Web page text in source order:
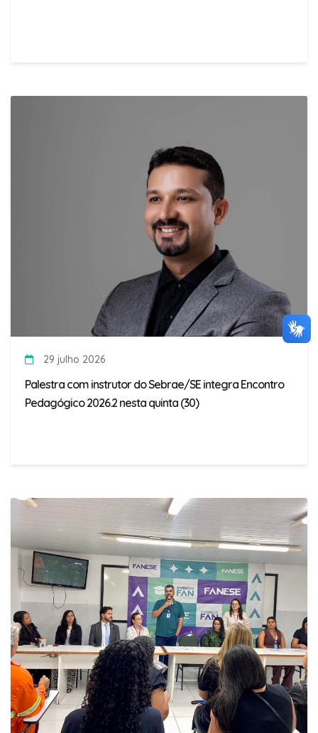
29 julho 2026
Palestra com instrutor do Sebrae/SE integra Encontro
Pedagógico 2026.2 nesta quinta (30)